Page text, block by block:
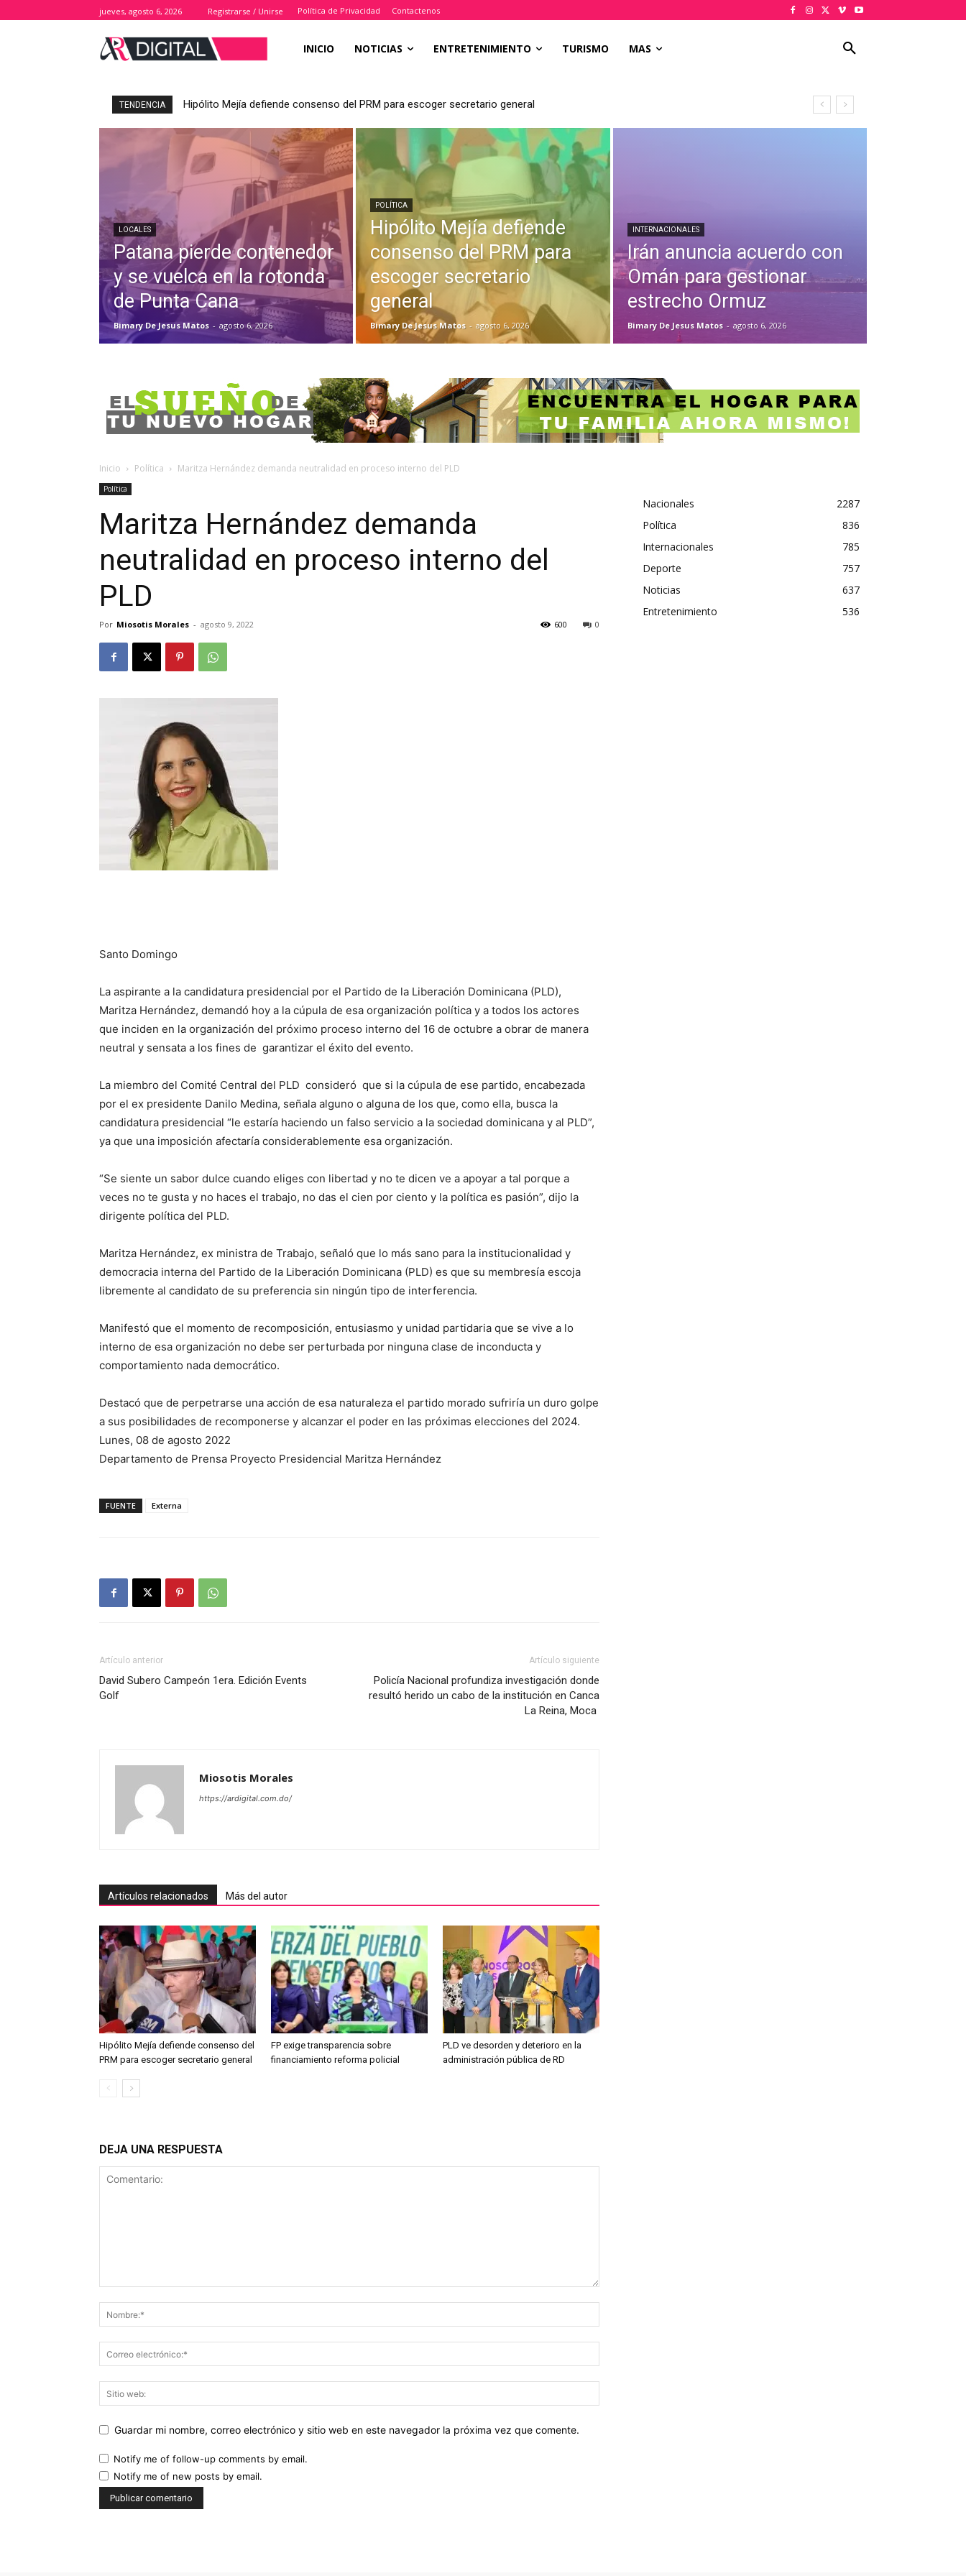
jueves, agosto 6, 2026 Registrarse / Unirse Política de Privacidad Contactenos
INICIO NOTICIAS ENTRETENIMIENTO TURISMO MAS
TENDENCIA Hipólito Mejía defiende consenso del PRM para escoger secretario general
LOCALES
Patana pierde contenedor
y se vuelca en la rotonda
de Punta Cana
Bimary De Jesus Matos - agosto 6, 2026
POLÍTICA
Hipólito Mejía defiende
consenso del PRM para
escoger secretario
general
Bimary De Jesus Matos - agosto 6, 2026
INTERNACIONALES
Irán anuncia acuerdo con
Omán para gestionar
estrecho Ormuz
Bimary De Jesus Matos - agosto 6, 2026
Inicio Política Maritza Hernández demanda neutralidad en proceso interno del PLD
Política
Maritza Hernández demanda
neutralidad en proceso interno del
PLD
Por Miosotis Morales - agosto 9, 2022 0
600
Santo Domingo
La aspirante a la candidatura presidencial por el Partido de la Liberación Dominicana (PLD),
Maritza Hernández, demandó hoy a la cúpula de esa organización política y a todos los actores
que inciden en la organización del próximo proceso interno del 16 de octubre a obrar de manera
neutral y sensata a los fines de garantizar el éxito del evento.
La miembro del Comité Central del PLD consideró que si la cúpula de ese partido, encabezada
por el ex presidente Danilo Medina, señala alguno o alguna de los que, como ella, busca la
candidatura presidencial “le estaría haciendo un falso servicio a la sociedad dominicana y al PLD”,
ya que una imposición afectaría considerablemente esa organización.
“Se siente un sabor dulce cuando eliges con libertad y no te dicen ve a apoyar a tal porque a
veces no te gusta y no haces el trabajo, no das el cien por ciento y la política es pasión”, dijo la
dirigente política del PLD.
Maritza Hernández, ex ministra de Trabajo, señaló que lo más sano para la institucionalidad y
democracia interna del Partido de la Liberación Dominicana (PLD) es que su membresía escoja
libremente al candidato de su preferencia sin ningún tipo de interferencia.
Manifestó que el momento de recomposición, entusiasmo y unidad partidaria que se vive a lo
interno de esa organización no debe ser perturbada por ninguna clase de inconducta y
comportamiento nada democrático.
Destacó que de perpetrarse una acción de esa naturaleza el partido morado sufriría un duro golpe
a sus posibilidades de recomponerse y alcanzar el poder en las próximas elecciones del 2024.
Lunes, 08 de agosto 2022
Departamento de Prensa Proyecto Presidencial Maritza Hernández
FUENTE Externa
Artículo anterior
David Subero Campeón 1era. Edición Events
Golf
Artículo siguiente
Policía Nacional profundiza investigación donde
resultó herido un cabo de la institución en Canca
La Reina, Moca
Miosotis Morales
https://ardigital.com.do/
Artículos relacionados Más del autor
Hipólito Mejía defiende consenso del
PRM para escoger secretario general
FP exige transparencia sobre
financiamiento reforma policial
PLD ve desorden y deterioro en la
administración pública de RD
DEJA UNA RESPUESTA
Guardar mi nombre, correo electrónico y sitio web en este navegador la próxima vez que comente.
Notify me of follow-up comments by email.
Notify me of new posts by email.
Nacionales
2287
Política
836
Internacionales
785
Deporte
757
Noticias
637
Entretenimiento
536